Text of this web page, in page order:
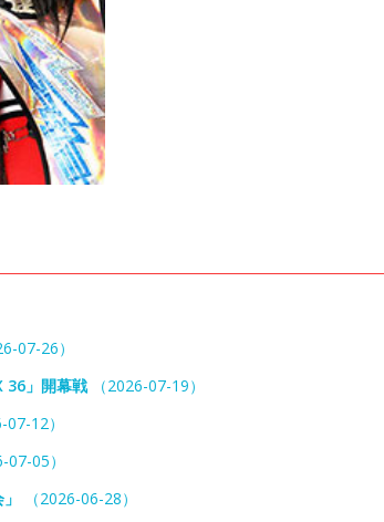
07-26）
36」開幕戦 （2026-07-19）
07-12）
07-05）
（2026-06-28）